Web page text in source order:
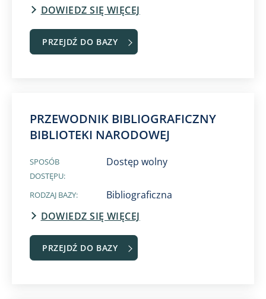
DOWIEDZ SIĘ WIĘCEJ
PRZEJDŹ DO BAZY
PRZEWODNIK BIBLIOGRAFICZNY
BIBLIOTEKI NARODOWEJ
SPOSÓB
DOSTĘPU:
Dostęp wolny
RODZAJ BAZY:
Bibliograficzna
DOWIEDZ SIĘ WIĘCEJ
PRZEJDŹ DO BAZY